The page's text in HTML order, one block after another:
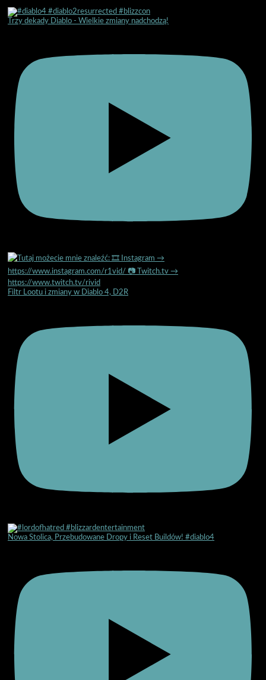
Trzy dekady Diablo - Wielkie zmiany nadchodzą!
Filtr Lootu i zmiany w Diablo 4, D2R
Nowa Stolica, Przebudowane Dropy i Reset Buildów! #diablo4